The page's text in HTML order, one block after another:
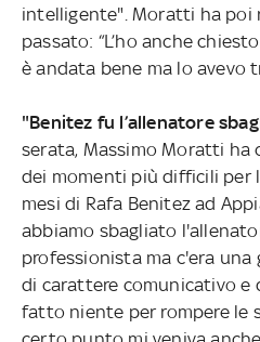
intelligente". Moratti ha poi
passato: “L’ho anche
è andata bene ma lo avevo
"Benitez fu l’allenatore
serata, Massimo Moratti ha
dei momenti più difficili per
mesi di Rafa Benitez ad
abbiamo sbagliato
professionista ma c'era
di carattere comunicativo e
fatto niente per rompere le